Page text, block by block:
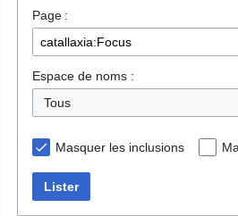
navigation
recherche
Page :
Espace de noms :
Tous
Masquer les inclusions
Lister